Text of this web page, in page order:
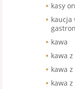
kasy
kaucja
kawa
kawa
kawa
kawa